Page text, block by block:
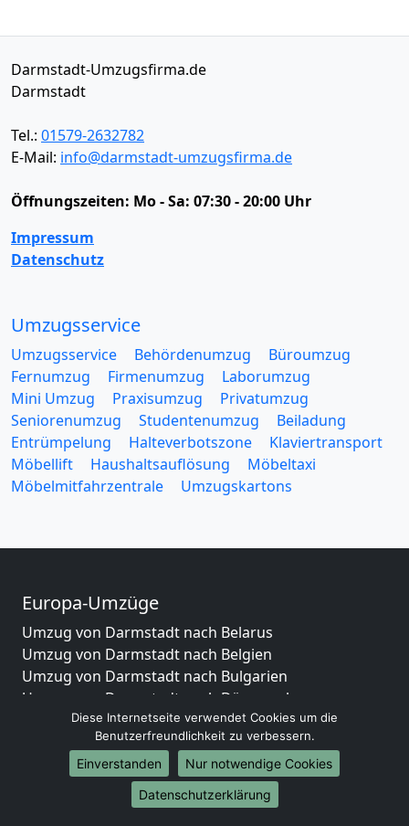
Darmstadt-Umzugsfirma.de
Darmstadt
Tel.: 01579-2632782
E-Mail: info@darmstadt-umzugsfirma.de
Öffnungszeiten: Mo - Sa: 07:30 - 20:00 Uhr
Impressum
Datenschutz
Umzugsservice
Umzugsservice Behördenumzug
Büroumzug
Fernumzug
Firmenumzug
Laborumzug
Mini Umzug
Praxisumzug
Privatumzug
Seniorenumzug
Studentenumzug
Beiladung
Entrümpelung
Halteverbotszone
Klaviertransport
Möbellift
Haushaltsauflösung
Möbeltaxi
Möbelmitfahrzentrale
Umzugskartons
Europa-Umzüge
Umzug von Darmstadt nach Belarus
Umzug von Darmstadt nach Belgien
Umzug von Darmstadt nach Bulgarien
Umzug von Darmstadt nach Dänemark
Umzug von Darmstadt nach England
Umzug von Darmstadt nach Portugal
Umzug von Darmstadt nach Bosnien
und Herzegowina
Umzug von Darmstadt nach Irland
Diese Internetseite verwendet Cookies um die
Benutzerfreundlichkeit zu verbessern.
Einverstanden
Nur notwendige Cookies
Datenschutzerklärung